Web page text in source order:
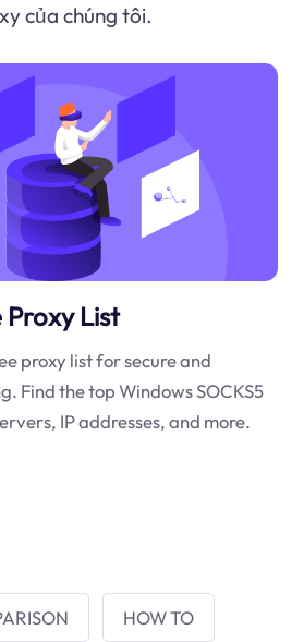
của chúng tôi.
Proxy List
proxy list for secure and
Find the top Windows SOCKS5
IP addresses, and more.
HOW TO